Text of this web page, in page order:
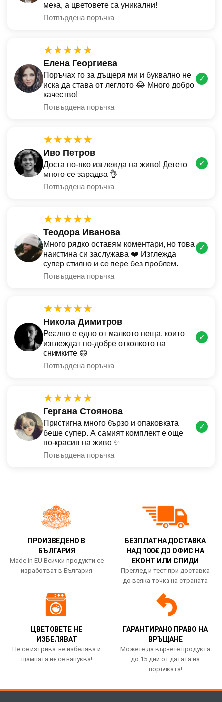
мека, а цветовете са уникални!
Потвърдена поръчка
★★★★★
Елена Георгиева
Поръчах го за дъщеря ми и буквално не
иска да става от леглото 😂 Много добро
качество!
Потвърдена поръчка
✓
★★★★★
Иво Петров
Доста по-яко изглежда на живо! Детето
много се зарадва 👌
Потвърдена поръчка
✓
★★★★★
Теодора Иванова
Много рядко оставям коментари, но това
наистина си заслужава ❤️ Изглежда
супер стилно и се пере без проблем.
Потвърдена поръчка
✓
★★★★★
Никола Димитров
Реално е едно от малкото неща, които
изглеждат по-добре отколкото на
снимките 😄
Потвърдена поръчка
✓
★★★★★
Гергана Стоянова
Пристигна много бързо и опаковката
беше супер. А самият комплект е още
по-красив на живо ✨
Потвърдена поръчка
✓
ПРОИЗВЕДЕНО В
БЪЛГАРИЯ
Made in EU Всички продукти се
изработват в България
БЕЗПЛАТНА ДОСТАВКА
НАД 100€ ДО ОФИС НА
ЕКОНТ ИЛИ СПИДИ
Преглед и тест при доставка
до всяка точка на страната
ЦВЕТОВЕТЕ НЕ
ИЗБЕЛЯВАТ
Не се изтрива, не избелява и
щампата не се напуква!
ГАРАНТИРАНО ПРАВО НА
ВРЪЩАНЕ
Можете да върнете продукта
до 15 дни от датата на
поръчката!